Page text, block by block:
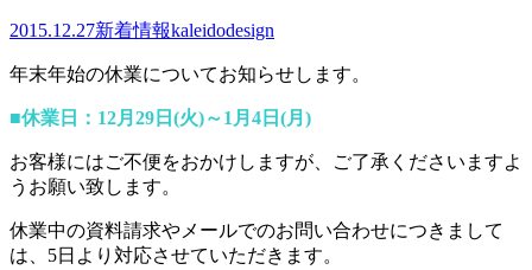
2015.12.27新着情報kaleidodesign
年末年始の休業についてお知らせします。
■休業日：12月29日(火)～1月4日(月)
お客様にはご不便をおかけしますが、ご了承くださいますよ
うお願い致します。
休業中の資料請求やメールでのお問い合わせにつきまして
は、5日より対応させていただきます。